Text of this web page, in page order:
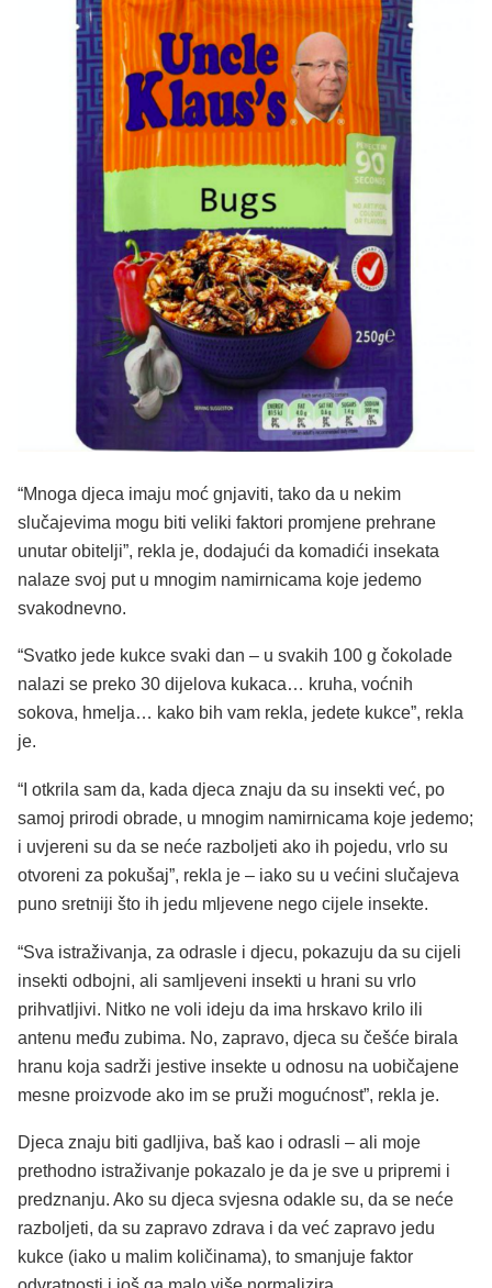
“Mnoga djeca imaju moć gnjaviti, tako da u nekim
slučajevima mogu biti veliki faktori promjene prehrane
unutar obitelji”, rekla je, dodajući da komadići insekata
nalaze svoj put u mnogim namirnicama koje jedemo
svakodnevno.
“Svatko jede kukce svaki dan – u svakih 100 g čokolade
nalazi se preko 30 dijelova kukaca… kruha, voćnih
sokova, hmelja… kako bih vam rekla, jedete kukce”, rekla
je.
“I otkrila sam da, kada djeca znaju da su insekti već, po
samoj prirodi obrade, u mnogim namirnicama koje jedemo;
i uvjereni su da se neće razboljeti ako ih pojedu, vrlo su
otvoreni za pokušaj”, rekla je – iako su u većini slučajeva
puno sretniji što ih jedu mljevene nego cijele insekte.
“Sva istraživanja, za odrasle i djecu, pokazuju da su cijeli
insekti odbojni, ali samljeveni insekti u hrani su vrlo
prihvatljivi. Nitko ne voli ideju da ima hrskavo krilo ili
antenu među zubima. No, zapravo, djeca su češće birala
hranu koja sadrži jestive insekte u odnosu na uobičajene
mesne proizvode ako im se pruži mogućnost”, rekla je.
Djeca znaju biti gadljiva, baš kao i odrasli – ali moje
prethodno istraživanje pokazalo je da je sve u pripremi i
predznanju. Ako su djeca svjesna odakle su, da se neće
razboljeti, da su zapravo zdrava i da već zapravo jedu
kukce (iako u malim količinama), to smanjuje faktor